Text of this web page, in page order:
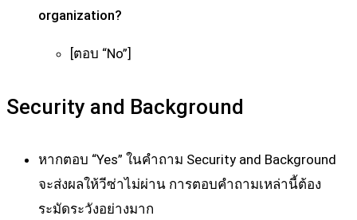
organization?
[ตอบ “No”]
Security and Background
หากตอบ “Yes” ในคำถาม Security and Background
จะส่งผลให้วีซ่าไม่ผ่าน การตอบคำถามเหล่านี้ต้อง
ระมัดระวังอย่างมาก